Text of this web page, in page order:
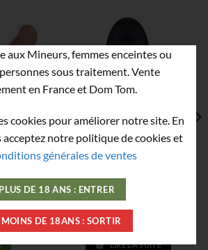
cm
RUPTURE DE STOCK
Plug Anal Roll Play
39,50
LIRE LA SUITE
aux Mineurs, femmes enceintes ou
sous traitement. Vente
en France et Dom Tom.
cookies pour améliorer notre site. En
notre politique de cookies et
générales de ventes
DE 18 ANS : ENTRER
DE 18ANS : SORTIR